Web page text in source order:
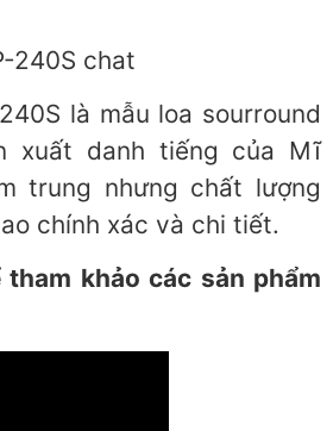
là mẫu loa sourround
xuất danh tiếng của Mĩ
trung nhưng chất lượng
chính xác và chi tiết.
khảo các sản phẩm